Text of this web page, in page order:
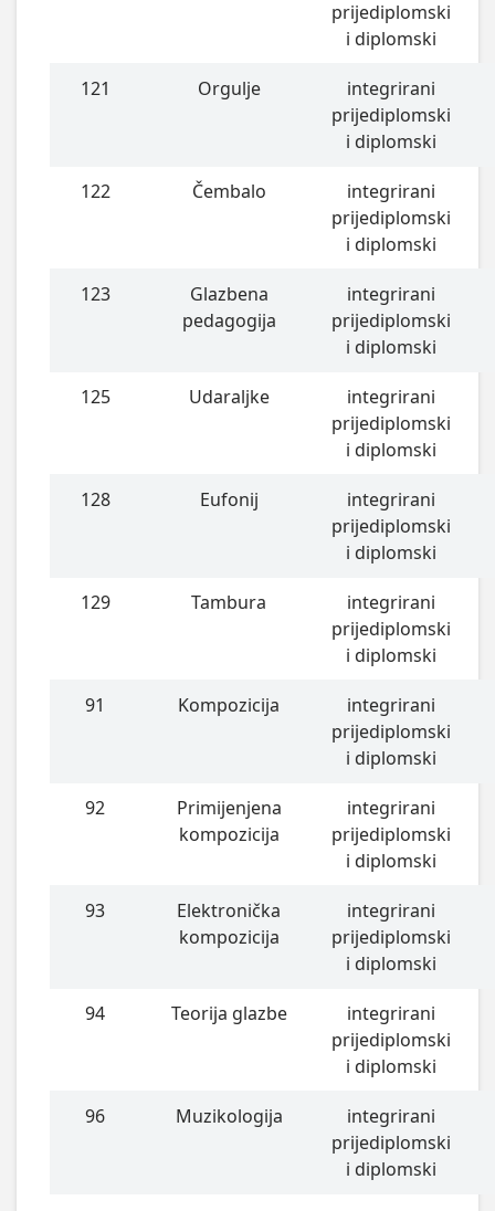
prijediplomski
i diplomski
121 Orgulje
integrirani
prijediplomski
i diplomski
122 Čembalo
integrirani
prijediplomski
i diplomski
123
Glazbena
pedagogija
integrirani
prijediplomski
i diplomski
125 Udaraljke
integrirani
prijediplomski
i diplomski
128 Eufonij
integrirani
prijediplomski
i diplomski
129 Tambura
integrirani
prijediplomski
i diplomski
91 Kompozicija
integrirani
prijediplomski
i diplomski
92
Primijenjena
kompozicija
integrirani
prijediplomski
i diplomski
93
Elektronička
kompozicija
integrirani
prijediplomski
i diplomski
94 Teorija glazbe
integrirani
prijediplomski
i diplomski
96 Muzikologija
integrirani
prijediplomski
i diplomski